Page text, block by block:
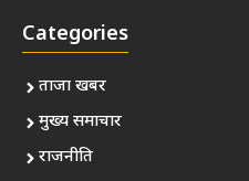
Categories
ताजा खबर
मुख्य समाचार
राजनीति